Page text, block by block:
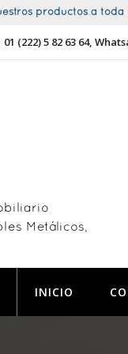
productos a
01 (222) 5 82 63 64,
Metálicos,
INICIO